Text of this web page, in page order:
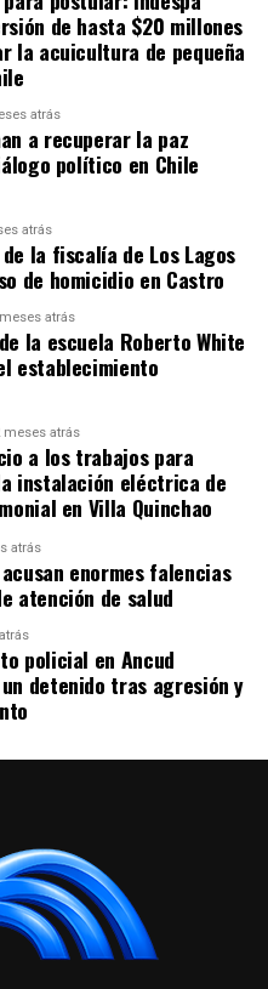
de hasta $20 millones
la acuicultura de pequeña
atrás
a recuperar la paz
político en Chile
atrás
de la fiscalía de Los Lagos
de homicidio en Castro
atrás
la escuela Roberto White
establecimiento
meses atrás
a los trabajos para
instalación eléctrica de
en Villa Quinchao
atrás
enormes falencias
atención de salud
policial en Ancud
detenido tras agresión y